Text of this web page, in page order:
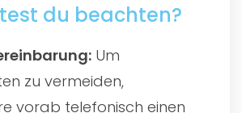
du beachten?
Um
zu vermeiden,
vorab telefonisch einen